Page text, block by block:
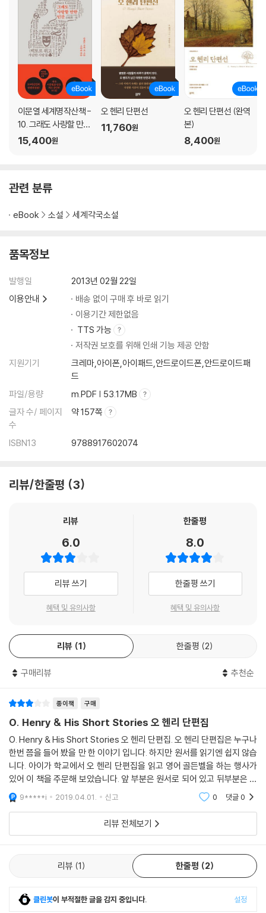
이문열 세계명작산책 -
10. 그래도 사랑할 만한
인간
15,400원
오 헨리 단편선
11,760원
오 헨리 단편선 (완역
본)
8,400원
관련 분류
eBook 소설 세계각국소설
품목정보
발행일
2013년 02월 22일
이용안내
배송 없이 구매 후 바로 읽기
이용기간 제한없음
TTS 가능
저작권 보호를 위해 인쇄 기능 제공 안함
지원기기
크레마,아이폰,아이패드,안드로이드폰,안드로이드패
드
파일/용량
m.PDF | 53.17MB
글자 수/ 페이지
수
약 157쪽
ISBN13 9788917602074
리뷰/한줄평 3
리뷰
6.0
리뷰 쓰기
혜택 및 유의사항
한줄평
8.0
한줄평 쓰기
혜택 및 유의사항
리뷰 1 한줄평 2
구매리뷰 추천순
종이책 구매
O. Henry & His Short Stories 오 헨리 단편집
O. Henry & His Short Stories 오 헨리 단편집. 오 헨리 단편집은 누구나
한번 쯤을 들어 봤을 만 한 이야기 입니다. 하지만 원서를 읽기엔 쉽지 않습
니다. 아이가 학교에서 오 헨리 단편집을 읽고 영어 골든벨을 하는 행사가
있어 이 책을 주문해 보았습니다. 앞 부분은 원서로 되어 있고 뒤부분은 해
석과 단어 숙어 들로 이루어 져 있습니다. 내용은 다들 아시는 내용입니다.
9*****i 2019.04.01. 신고 0 댓글0
리뷰 전체보기
리뷰 1 한줄평 2
클린봇이 부적절한 글을 감지 중입니다. 설정